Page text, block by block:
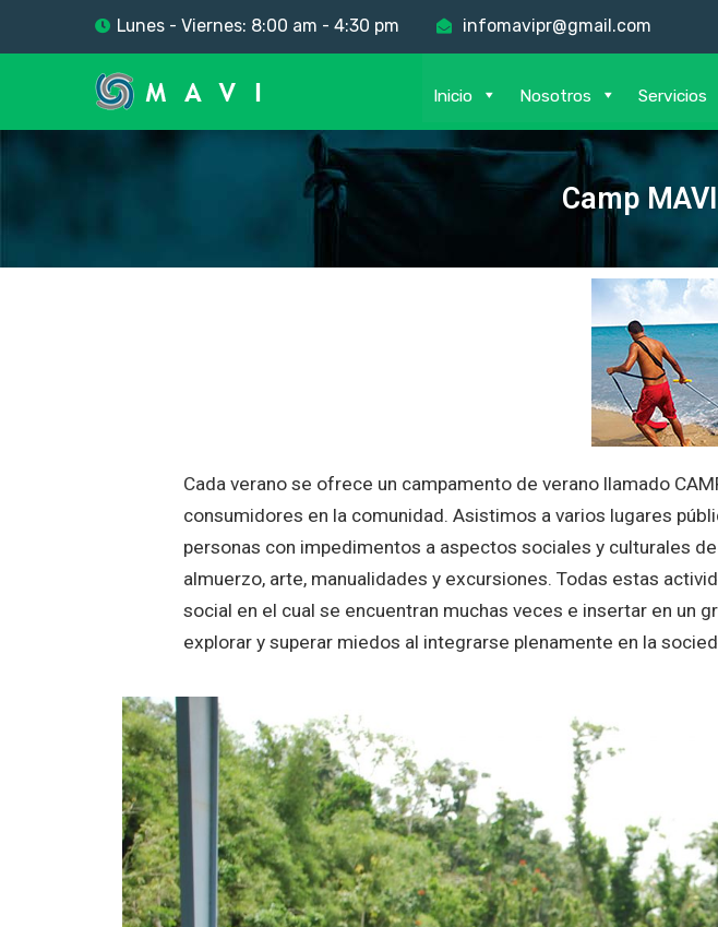
Lunes - Viernes: 8:00 am - 4:30 pm infomavipr@gmail.com
Inicio Nosotros Servicios
Camp
Cada verano se ofrece un campamento de verano llamado
consumidores en la comunidad. Asistimos a varios lugares
personas con impedimentos a aspectos sociales y culturales
almuerzo, arte, manualidades y excursiones. Todas estas
social en el cual se encuentran muchas veces e insertar en un
explorar y superar miedos al integrarse plenamente en la